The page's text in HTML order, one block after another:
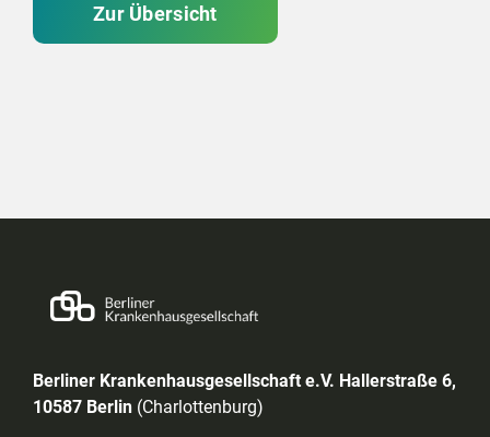
Zur Übersicht
Berliner Krankenhausgesellschaft e.V. Hallerstraße 6,
10587 Berlin (Charlottenburg)